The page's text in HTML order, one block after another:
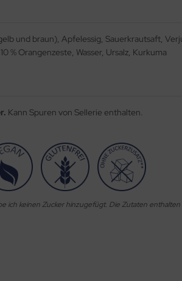
und braun), Apfelessig, Sauerkrautsaft,
% Orangenzeste, Wasser, Ursalz, Kurkuma
Kann Spuren von Sellerie enthalten.
ich keinen Zucker hinzugefügt. Die Zutaten